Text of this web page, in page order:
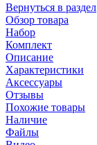
Вернуться в раздел
Обзор товара
Набор
Комплект
Описание
Характеристики
Аксессуары
Отзывы
Похожие товары
Наличие
Файлы